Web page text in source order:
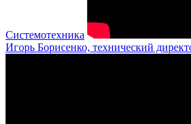
Системотехника
Игорь Борисенко, технический